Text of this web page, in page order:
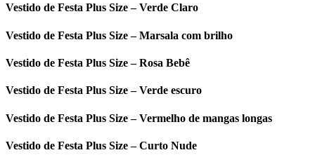
Vestido de Festa Plus Size – Verde Claro
Vestido de Festa Plus Size – Marsala com brilho
Vestido de Festa Plus Size – Rosa Bebê
Vestido de Festa Plus Size – Verde escuro
Vestido de Festa Plus Size – Vermelho de mangas longas
Vestido de Festa Plus Size – Curto Nude